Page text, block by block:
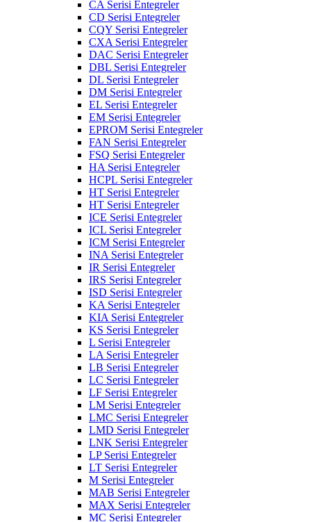
CA Serisi Entegreler
CD Serisi Entegreler
CQY Serisi Entegreler
CXA Serisi Entegreler
DAC Serisi Entegreler
DBL Serisi Entegreler
DL Serisi Entegreler
DM Serisi Entegreler
EL Serisi Entegreler
EM Serisi Entegreler
EPROM Serisi Entegreler
FAN Serisi Entegreler
FSQ Serisi Entegreler
HA Serisi Entegreler
HCPL Serisi Entegreler
HT Serisi Entegreler
HT Serisi Entegreler
ICE Serisi Entegreler
ICL Serisi Entegreler
ICM Serisi Entegreler
INA Serisi Entegreler
IR Serisi Entegreler
IRS Serisi Entegreler
ISD Serisi Entegreler
KA Serisi Entegreler
KIA Serisi Entegreler
KS Serisi Entegreler
L Serisi Entegreler
LA Serisi Entegreler
LB Serisi Entegreler
LC Serisi Entegreler
LF Serisi Entegreler
LM Serisi Entegreler
LMC Serisi Entegreler
LMD Serisi Entegreler
LNK Serisi Entegreler
LP Serisi Entegreler
LT Serisi Entegreler
M Serisi Entegreler
MAB Serisi Entegreler
MAX Serisi Entegreler
MC Serisi Entegreler